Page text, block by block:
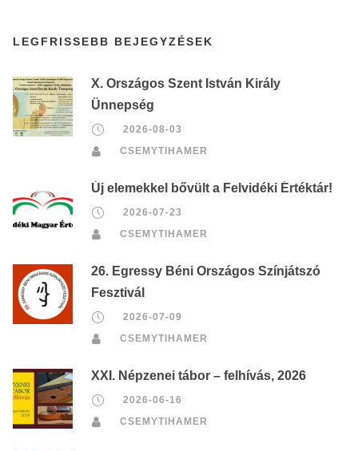
LEGFRISSEBB BEJEGYZÉSEK
X. Országos Szent István Király
Ünnepség
2026-08-03
CSEMYTIHAMER
Új elemekkel bővült a Felvidéki Értéktár!
2026-07-23
CSEMYTIHAMER
26. Egressy Béni Országos Színjátszó
Fesztivál
2026-07-09
CSEMYTIHAMER
XXI. Népzenei tábor – felhívás, 2026
2026-06-16
CSEMYTIHAMER